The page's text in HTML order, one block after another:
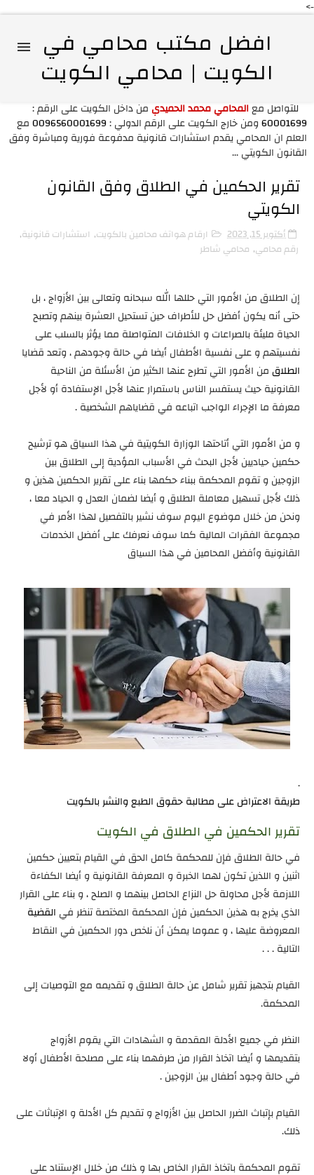
->
افضل مكتب محامي في
الكويت | محامي الكويت
للتواصل معالمحامي محمد الحميدي من داخل الكويت على الرقم :
60001699ومن خارج الكويت على الرقم الدولي :0096560001699مع
العلم ان المحامي يقدم استشارات قانونية مدفوعة فورية ومباشرة وفق
القانون الكويتي ...
تقرير الحكمين في الطلاق وفق القانون
الكويتي
أكتوبر 15, 2023 ارقام هواتف محامين بالكويت, استشارات قانونية,
رقم محامي, محامي شاطر
إن الطلاق من الأمور التي حللها الله سبحانه وتعالى بين الأزواج ، بل
حتى أنه يكون أفضل حل للأطراف حين تستحيل العشرة بينهم وتصبح
الحياة مليئة بالصراعات و الخلافات المتواصلة مما يؤثر بالسلب على
نفسيتهم و على نفسية الأطفال أيضا في حالة وجودهم ، وتعد قضايا
الطلاقمن الأمور التي تطرح عنها الكثير من الأسئلة من الناحية
القانونية حيث يستفسر الناس باستمرار عنها لأجل الإستفادة أو لأجل
معرفة ما الإجراء الواجب اتباعه في قضاياهم الشخصية .
و من الأمور التي أتاحتها الوزارة الكويتية في هذا السياق هو ترشيح
حكمين حياديين لأجل البحث في الأسباب المؤدية إلى الطلاق بين
الزوجين و تقوم المحكمة ببناء حكمها بناء على تقرير الحكمين هذين و
ذلك لأجل تسهيل معاملة الطلاق و أيضا لضمان العدل و الحياد معا ،
ونحن من خلال موضوع اليوم سوف نشير بالتفصيل لهذا الأمر في
مجموعة الفقرات المالية كما سوف نعرفك على أفضل الخدمات
القانونية وأفضل المحامين في هذا السياق
.
طريقة الاعتراض على مطالبة حقوق الطبع والنشر بالكويت
تقرير الحكمين في الطلاق في الكويت
في حالة الطلاق فإن للمحكمة كامل الحق في القيام بتعيين حكمين
اثنين و اللذين تكون لهما الخبرة و المعرفة القانونية و أيضا الكفاءة
اللازمة لأجل محاولة حل النزاع الحاصل بينهما و الصلح ، و بناء على القرار
الذي يخرج به هذين الحكمين فإن المحكمة المختصة تنظر في القضية
المعروضة عليها ، و عموما يمكن أن نلخص دور الحكمين في النقاط
التالية . . .
القيام بتجهيز تقرير شامل عن حالة الطلاق و تقديمه مع التوصيات إلى
المحكمة.
النظر في جميع الأدلة المقدمة و الشهادات التي يقوم الأزواج
بتقديمها و أيضا اتخاذ القرار من طرفهما بناء على مصلحة الأطفال أولا
في حالة وجود أطفال بين الزوجين .
القيام بإتباث الضرر الحاصل بين الأزواج و تقديم كل الأدلة و الإتباثات على
ذلك.
تقوم المحكمة باتخاذ القرار الخاص بها و ذلك من خلال الإستناد على